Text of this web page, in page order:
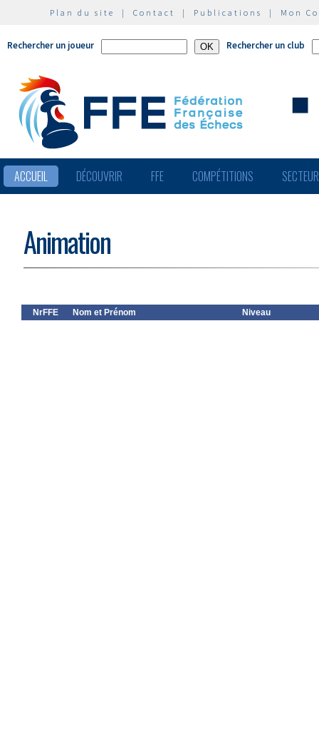
Plan du site | Contact | Publications | Mon
Rechercher un joueur Rechercher un club
ACCUEIL DÉCOUVRIR FFE COMPÉTITIONS
Animation
NrFFE Nom et Prénom Niveau